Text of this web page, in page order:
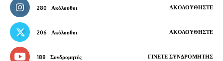
280 Ακόλουθοι ΑΚΟΛΟΥΘΉΣΤΕ
206 Ακόλουθοι ΑΚΟΛΟΥΘΉΣΤΕ
188 Συνδρομητές ΓΊΝΕΤΕ ΣΥΝΔΡΟΜΗΤΉΣ